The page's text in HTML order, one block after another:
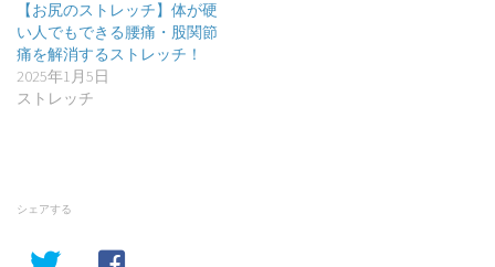
【お尻のストレッチ】体が硬
い人でもできる腰痛・股関節
痛を解消するストレッチ！
2025年1月5日
ストレッチ
シェアする